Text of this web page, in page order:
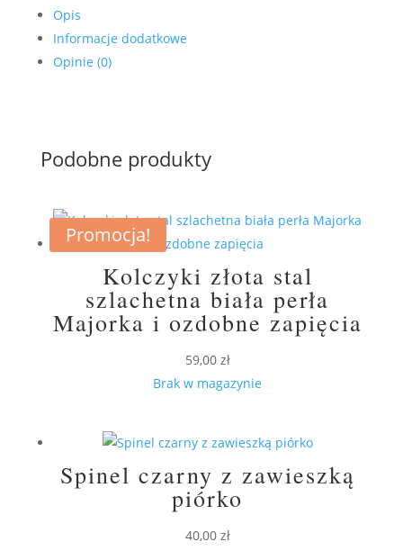
Opis
Informacje dodatkowe
Opinie (0)
Podobne produkty
Kolczyki złota stal
szlachetna biała perła
Majorka i ozdobne zapięcia
59,00 zł
Brak w magazynie
Spinel czarny z zawieszką
piórko
40,00 zł
Promocja!